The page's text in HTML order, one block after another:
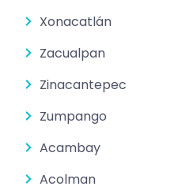
Xonacatlán
Zacualpan
Zinacantepec
Zumpango
Acambay
Acolman